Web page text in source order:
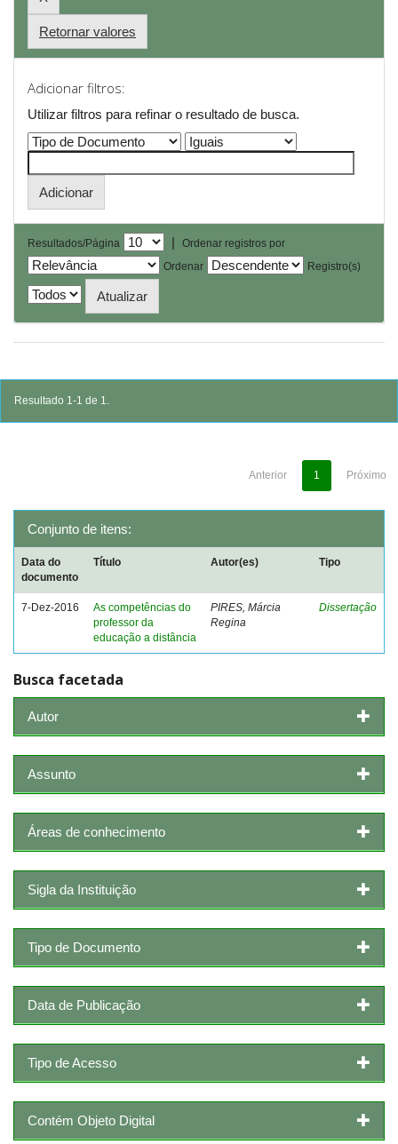
Retornar valores
Adicionar filtros:
Utilizar filtros para refinar o resultado de busca.
Resultados/Página |
Ordenar registros por
Ordenar
Registro(s)
Resultado 1-1 de 1.
Anterior 1 Próximo
Conjunto de itens:
Data do
documento
Título Autor(es) Tipo
7-Dez-2016
As competências do
professor da
educação a distância
PIRES, Márcia
Regina
Dissertação
Busca facetada
Autor
Assunto
Áreas de conhecimento
Sigla da Instituição
Tipo de Documento
Data de Publicação
Tipo de Acesso
Contém Objeto Digital